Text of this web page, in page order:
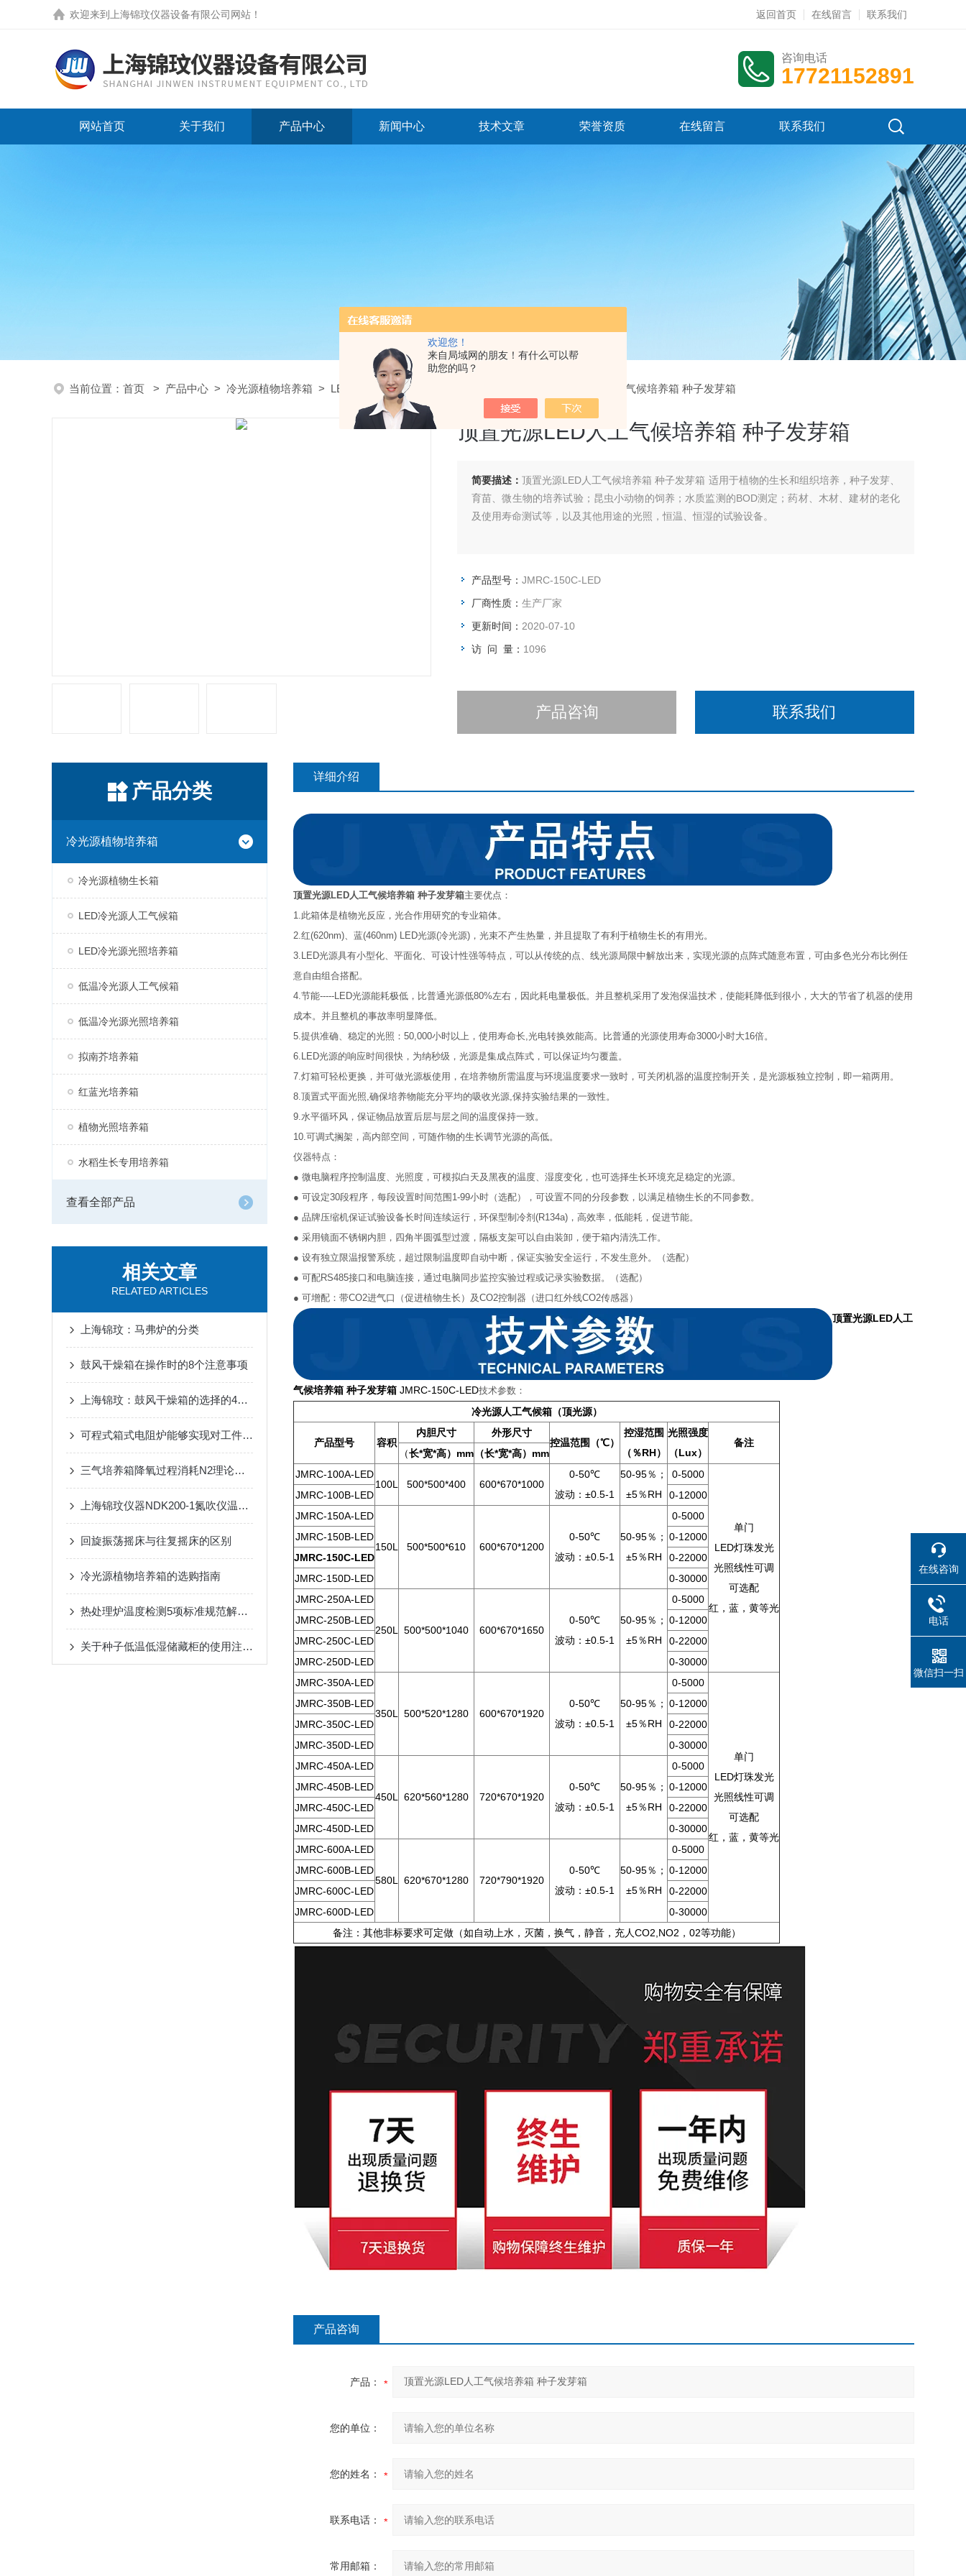
欢迎您！
来自局域网的朋友！有什么可以帮
助您的吗？
欢迎来到 上海锦玟仪器设备有限公司网站 ！ 返回首页 在线留言 联系我们
咨询电话
17721152891
网站首页 关于我们 产品中心 新闻中心 技术文章 荣誉资质 在线留言 联系我们
当前位置： 首页 > 产品中心 > 冷光源植物培养箱 > LED冷光源人工气候箱 > JMRC-150C-LED顶置光源LED人工气候培养箱 种子发芽箱
顶置光源LED人工气候培养箱 种子发芽箱
简要描述： 顶置光源LED人工气候培养箱 种子发芽箱 适用于植物的生长和组织培养，种子发芽、
育苗、微生物的培养试验；昆虫小动物的饲养；水质监测的BOD测定；药材、木材、建材的老化
及使用寿命测试等，以及其他用途的光照，恒温、恒湿的试验设备。
产品型号： JMRC-150C-LED
厂商性质： 生产厂家
更新时间： 2020-07-10
访 问 量： 1096
产品咨询 联系我们
产品分类
冷光源植物培养箱
冷光源植物生长箱
LED冷光源人工气候箱
LED冷光源光照培养箱
低温冷光源人工气候箱
低温冷光源光照培养箱
拟南芥培养箱
红蓝光培养箱
植物光照培养箱
水稻生长专用培养箱
查看全部产品
相关文章
RELATED ARTICLES
上海锦玟：马弗炉的分类
鼓风干燥箱在操作时的8个注意事项
上海锦玟：鼓风干燥箱的选择的4个注意事项
可程式箱式电阻炉能够实现对工件的准确加热
三气培养箱降氧过程消耗N2理论计算表
上海锦玟仪器NDK200-1氮吹仪温度校准操作
回旋振荡摇床与往复摇床的区别
冷光源植物培养箱的选购指南
热处理炉温度检测5项标准规范解读一
关于种子低温低湿储藏柜的使用注意事项
详细介绍
顶置光源LED人工气候培养箱 种子发芽箱主要优点：
1.此箱体是植物光反应，光合作用研究的专业箱体。
2.红(620nm)、蓝(460nm) LED光源(冷光源)，光束不产生热量，并且提取了有利于植物生长的有用光。
3.LED光源具有小型化、平面化、可设计性强等特点，可以从传统的点、线光源局限中解放出来，实现光源的点阵式随意布置，可由多色光分布比例任
意自由组合搭配。
4.节能-----LED光源能耗极低，比普通光源低80%左右，因此耗电量极低。并且整机采用了发泡保温技术，使能耗降低到很小，大大的节省了机器的使用
成本。并且整机的事故率明显降低。
5.提供准确、稳定的光照：50,000小时以上，使用寿命长,光电转换效能高。比普通的光源使用寿命3000小时大16倍。
6.LED光源的响应时间很快，为纳秒级，光源是集成点阵式，可以保证均匀覆盖。
7.灯箱可轻松更换，并可做光源板使用，在培养物所需温度与环境温度要求一致时，可关闭机器的温度控制开关，是光源板独立控制，即一箱两用。
8.顶置式平面光照,确保培养物能充分平均的吸收光源,保持实验结果的一致性。
9.水平循环风，保证物品放置后层与层之间的温度保持一致。
10.可调式搁架，高内部空间，可随作物的生长调节光源的高低。
仪器特点：
● 微电脑程序控制温度、光照度，可模拟白天及黑夜的温度、湿度变化，也可选择生长环境充足稳定的光源。
● 可设定30段程序，每段设置时间范围1-99小时（选配），可设置不同的分段参数，以满足植物生长的不同参数。
● 品牌压缩机保证试验设备长时间连续运行，环保型制冷剂(R134a)，高效率，低能耗，促进节能。
● 采用镜面不锈钢内胆，四角半圆弧型过渡，隔板支架可以自由装卸，便于箱内清洗工作。
● 设有独立限温报警系统，超过限制温度即自动中断，保证实验安全运行，不发生意外。（选配）
● 可配RS485接口和电脑连接，通过电脑同步监控实验过程或记录实验数据。（选配）
● 可增配：带CO2进气口（促进植物生长）及CO2控制器（进口红外线CO2传感器）
顶置光源LED人工
气候培养箱 种子发芽箱 JMRC-150C-LED技术参数：
冷光源人工气候箱（顶光源）
产品型号 容积
内胆尺寸
外形尺寸
控温范围（℃）
控湿范围
（％RH）
光照强度
（Lux）
备注
（长*宽*高）mm （长*宽*高）mm
JMRC-100A-LED
100L
500*500*400 600*670*1000
0-50℃
波动：±0.5-1
50-95％；
±5％RH
0-5000
单门
LED灯珠发光
光照线性可调
可选配
红，蓝，黄等光
JMRC-100B-LED
0-12000
JMRC-150A-LED
150L 500*500*610 600*670*1200
0-50℃
波动：±0.5-1
50-95％；
±5％RH
0-5000
JMRC-150B-LED
0-12000
JMRC-150C-LED
0-22000
JMRC-150D-LED
0-30000
JMRC-250A-LED
250L 500*500*1040 600*670*1650
0-50℃
波动：±0.5-1
50-95％；
±5％RH
0-5000
JMRC-250B-LED
0-12000
JMRC-250C-LED
0-22000
JMRC-250D-LED
0-30000
JMRC-350A-LED
350L 500*520*1280 600*670*1920
0-50℃
波动：±0.5-1
50-95％；
±5％RH
0-5000
单门
LED灯珠发光
光照线性可调
可选配
红，蓝，黄等光
JMRC-350B-LED
0-12000
JMRC-350C-LED
0-22000
JMRC-350D-LED
0-30000
JMRC-450A-LED
450L 620*560*1280 720*670*1920
0-50℃
波动：±0.5-1
50-95％；
±5％RH
0-5000
JMRC-450B-LED
0-12000
JMRC-450C-LED
0-22000
JMRC-450D-LED
0-30000
JMRC-600A-LED
580L 620*670*1280 720*790*1920
0-50℃
波动：±0.5-1
50-95％；
±5％RH
0-5000
JMRC-600B-LED
0-12000
JMRC-600C-LED
0-22000
JMRC-600D-LED
0-30000
备注：其他非标要求可定做（如自动上水，灭菌，换气，静音，充人CO2,NO2，02等功能）
产品咨询
产品：
您的单位：
您的姓名：
联系电话：
常用邮箱：
在线咨询
电话
微信扫一扫